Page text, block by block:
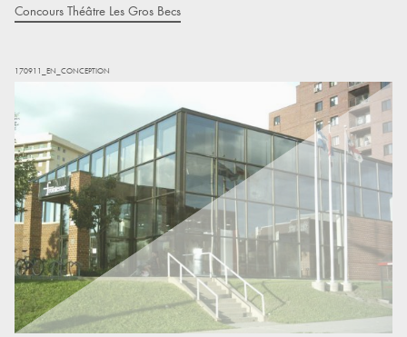
Concours Théâtre Les Gros Becs
170911_EN_CONCEPTION